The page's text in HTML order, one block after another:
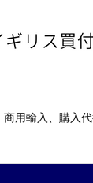
用輸入、購入